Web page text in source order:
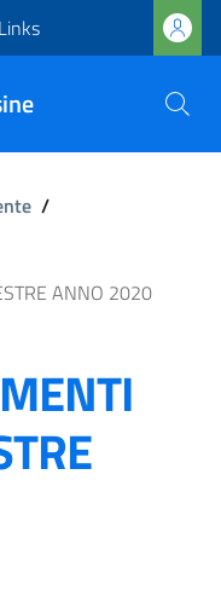
Links
/
ANNO 2020